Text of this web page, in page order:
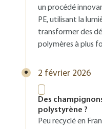
un procédé
PE, utilisant la
transformer des
polymères à plus
2 février 2026
Des
polystyrène ?
Peu recyclé en